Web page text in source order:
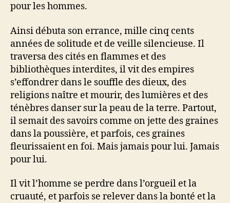
pour les hommes.
Ainsi débuta son errance, mille cinq cents
années de solitude et de veille silencieuse. Il
traversa des cités en flammes et des
bibliothèques interdites, il vit des empires
s’effondrer dans le souffle des dieux, des
religions naître et mourir, des lumières et des
ténèbres danser sur la peau de la terre. Partout,
il semait des savoirs comme on jette des graines
dans la poussière, et parfois, ces graines
fleurissaient en foi. Mais jamais pour lui. Jamais
pour lui.
Il vit l’homme se perdre dans l’orgueil et la
cruauté, et parfois se relever dans la bonté et la